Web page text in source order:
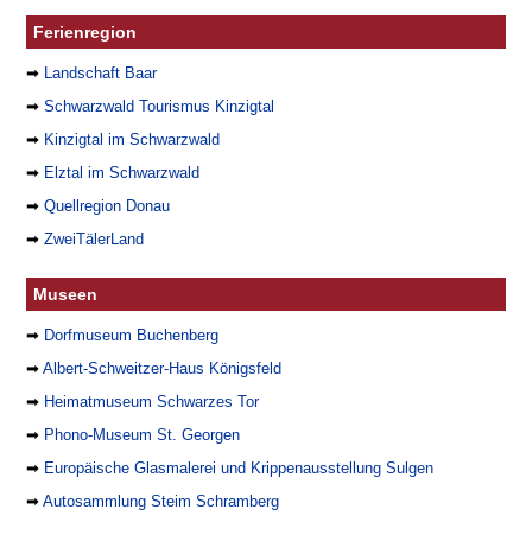
Ferienregion
➡ Landschaft Baar
➡Schwarzwald Tourismus Kinzigtal
➡ Kinzigtal im Schwarzwald
➡ Elztal im Schwarzwald
➡Quellregion Donau
➡ZweiTälerLand
Museen
➡ Dorfmuseum Buchenberg
➡Albert-Schweitzer-Haus Königsfeld
➡ Heimatmuseum Schwarzes Tor
➡ Phono-Museum St. Georgen
➡ Europäische Glasmalerei und Krippenausstellung Sulgen
➡Autosammlung Steim Schramberg